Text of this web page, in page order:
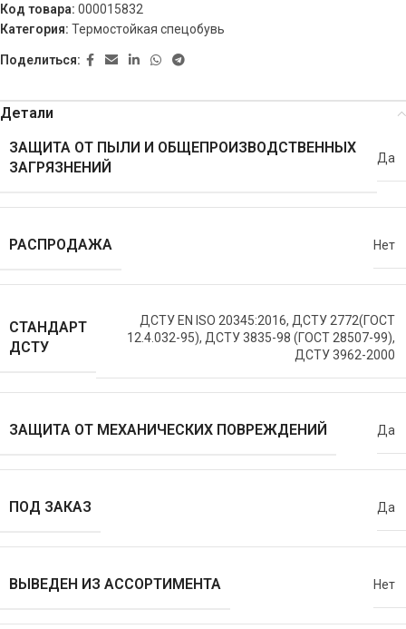
Код товара: 000015832
Категория: Термостойкая спецобувь
Поделиться:
Детали
ЗАЩИТА ОТ ПЫЛИ И ОБЩЕПРОИЗВОДСТВЕННЫХ
ЗАГРЯЗНЕНИЙ
Да
РАСПРОДАЖА Нет
СТАНДАРТ
ДСТУ
ДСТУ EN ISO 20345:2016, ДСТУ 2772(ГОСТ
12.4.032-95), ДСТУ 3835-98 (ГОСТ 28507-99),
ДСТУ 3962-2000
ЗАЩИТА ОТ МЕХАНИЧЕСКИХ ПОВРЕЖДЕНИЙ Да
ПОД ЗАКАЗ Да
ВЫВЕДЕН ИЗ АССОРТИМЕНТА Нет